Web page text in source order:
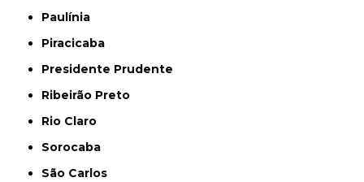
Paulínia
Piracicaba
Presidente Prudente
Ribeirão Preto
Rio Claro
Sorocaba
São Carlos